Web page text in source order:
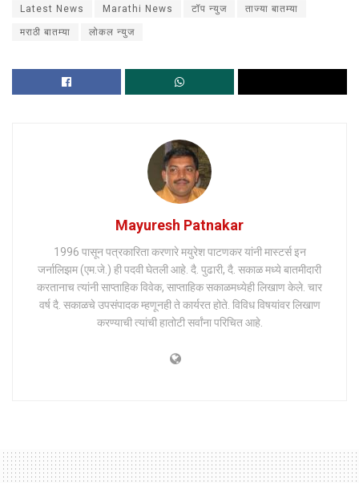
Latest News Marathi News टॉप न्युज ताज्या बातम्या
मराठी बातम्या लोकल न्युज
Mayuresh Patnakar
1996 पासून पत्रकारिता करणारे मयुरेश पाटणकर यांनी मास्टर्स इन
जर्नालिझम (एम.जे.) ही पदवी घेतली आहे. दै. पुढारी, दै. सकाळ मध्ये बातमीदारी
करतानाच त्यांनी साप्ताहिक विवेक, साप्ताहिक सकाळमध्येही लिखाण केले. चार
वर्ष दै. सकाळचे उपसंपादक म्हणूनही ते कार्यरत होते. विविध विषयांवर लिखाण
करण्याची त्यांची हातोटी सर्वांना परिचित आहे.